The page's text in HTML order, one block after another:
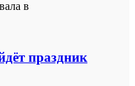
в
праздник